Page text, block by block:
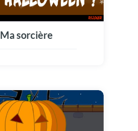
Ma sorcière